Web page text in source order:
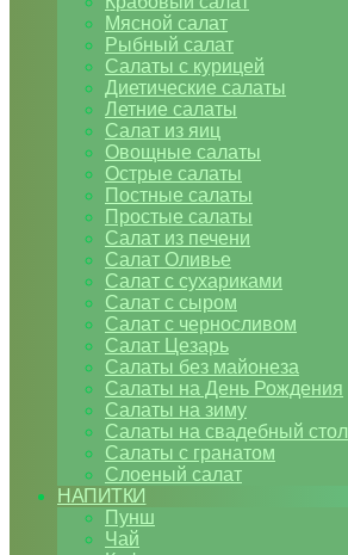
Мясной салат
Рыбный салат
Салаты с курицей
Диетические салаты
Летние салаты
Салат из яиц
Овощные салаты
Острые салаты
Постные салаты
Простые салаты
Салат из печени
Салат Оливье
Салат с сухариками
Салат с сыром
Салат с черносливом
Салат Цезарь
Салаты без майонеза
Салаты на День Рождения
Салаты на зиму
Салаты на свадебный стол
Салаты с гранатом
Слоеный салат
НАПИТКИ
Пунш
Чай